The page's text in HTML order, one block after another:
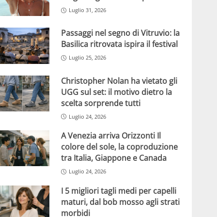
Luglio 31, 2026
Passaggi nel segno di Vitruvio: la
Basilica ritrovata ispira il festival
Luglio 25, 2026
Christopher Nolan ha vietato gli
UGG sul set: il motivo dietro la
scelta sorprende tutti
Luglio 24, 2026
A Venezia arriva Orizzonti Il
colore del sole, la coproduzione
tra Italia, Giappone e Canada
Luglio 24, 2026
I 5 migliori tagli medi per capelli
maturi, dal bob mosso agli strati
morbidi